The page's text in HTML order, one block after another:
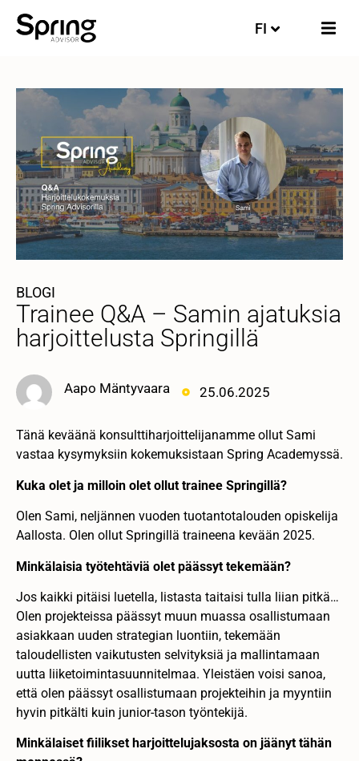
FI
EN
BLOGI
Trainee Q&A – Samin ajatuksia
harjoittelusta Springillä
Aapo Mäntyvaara 25.06.2025
Tänä keväänä konsulttiharjoittelijanamme ollut Sami
vastaa kysymyksiin kokemuksistaan Spring Academyssä.
Kuka olet ja milloin olet ollut trainee Springillä?
Olen Sami, neljännen vuoden tuotantotalouden opiskelija
Aallosta. Olen ollut Springillä traineena kevään 2025.
Minkälaisia työtehtäviä olet päässyt tekemään?
Jos kaikki pitäisi luetella, listasta taitaisi tulla liian pitkä…
Olen projekteissa päässyt muun muassa osallistumaan
asiakkaan uuden strategian luontiin, tekemään
taloudellisten vaikutusten selvityksiä ja mallintamaan
uutta liiketoimintasuunnitelmaa. Yleistäen voisi sanoa,
että olen päässyt osallistumaan projekteihin ja myyntiin
hyvin pitkälti kuin junior-tason työntekijä.
Minkälaiset fiilikset harjoittelujaksosta on jäänyt tähän